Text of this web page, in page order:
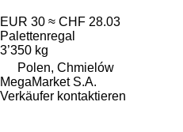
EUR 30 ≈ CHF 28.03
Palettenregal
3’350 kg
Polen, Chmielów
MegaMarket S.A.
Verkäufer kontaktieren